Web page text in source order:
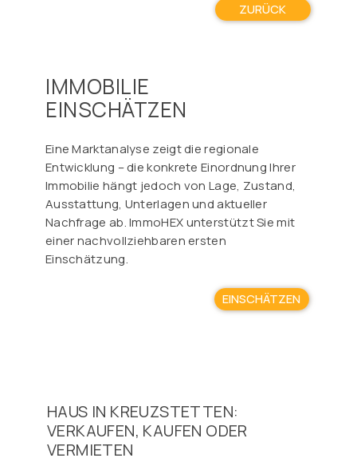
ZURÜCK
IMMOBILIE
EINSCHÄTZEN
Eine Marktanalyse zeigt die regionale
Entwicklung – die konkrete Einordnung Ihrer
Immobilie hängt jedoch von Lage, Zustand,
Ausstattung, Unterlagen und aktueller
Nachfrage ab. ImmoHEX unterstützt Sie mit
einer nachvollziehbaren ersten
Einschätzung.
EINSCHÄTZEN
HAUS IN KREUZSTETTEN:
VERKAUFEN, KAUFEN ODER
VERMIETEN